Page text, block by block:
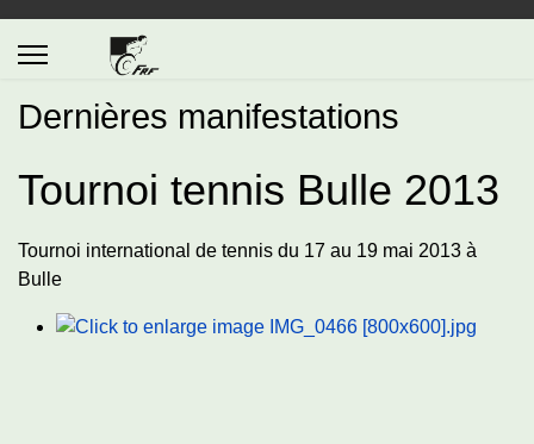
Dernières manifestations
Tournoi tennis Bulle 2013
Tournoi international de tennis du 17 au 19 mai 2013 à
Bulle